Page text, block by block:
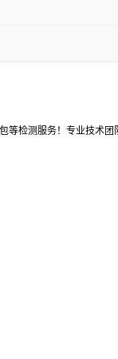
检测服务！专业技术